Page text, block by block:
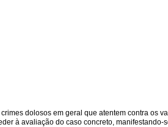
dolosos em geral que atentem contra os
à avaliação do caso concreto, manifestando-